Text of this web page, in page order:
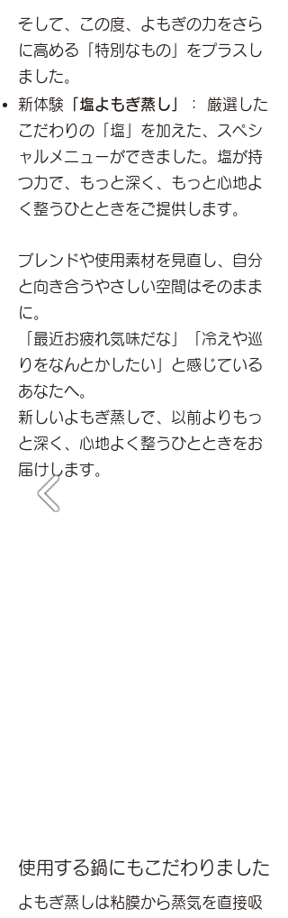
そして、この度、よもぎの力をさら
に高める「特別なもの」をプラスし
ました。
新体験 「塩よもぎ蒸し」
： 厳選した
こだわりの「塩」を加えた、スペシ
ャルメニューができました。塩が持
つ力で、もっと深く、もっと心地よ
く整うひとときをご提供します。
ブレンドや使用素材を見直し、自分
と向き合うやさしい空間はそのまま
に。
「最近お疲れ気味だな」「冷えや巡
りをなんとかしたい」と感じている
あなたへ。
新しいよもぎ蒸しで、以前よりもっ
と深く、心地よく整うひとときをお
届けします。
使用する鍋にもこだわりました
よもぎ蒸しは粘膜から蒸気を直接吸